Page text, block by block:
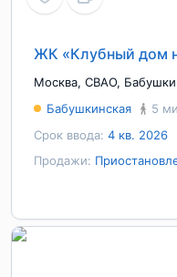
ЖК «Клубный дом
Москва, СВАО,
Срок ввода: 4 кв. 2026
Продажи:
Бабушкинская 5